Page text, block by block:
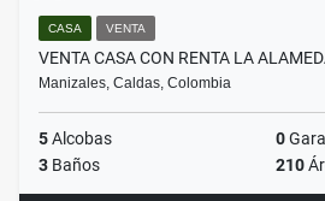
CASA VENTA
VENTA CASA CON RENTA LA
Manizales, Caldas, Colombia
5Alcobas 0
3 Baños 210